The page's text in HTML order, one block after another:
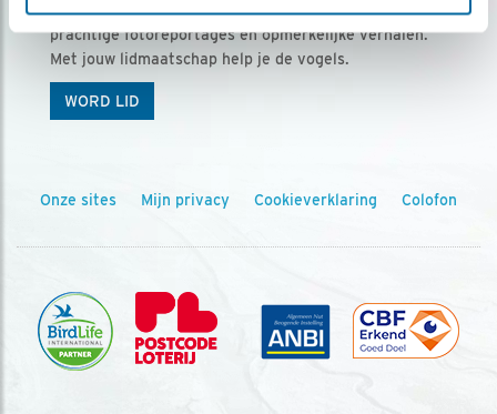
Vogels is het tijdschrift voor onze leden, met
prachtige fotoreportages en opmerkelijke verhalen.
Met jouw lidmaatschap help je de vogels.
WORD LID
Onze sites Mijn privacy Cookieverklaring Colofon